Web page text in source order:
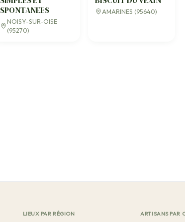
SPONTANEES
NOISY-SUR-OISE
(95270)
AMARINES (95640)
LIEUX PAR RÉGION ARTISANS PAR